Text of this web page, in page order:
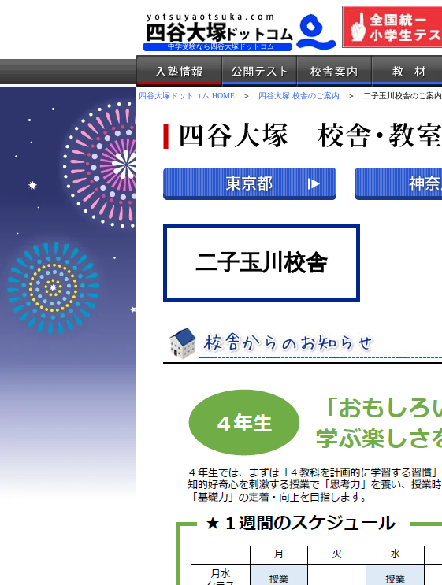
中学受験なら四谷大塚ドットコム
四谷大塚ドットコム HOME ＞ 四谷大塚 校舎のご案内 ＞ 二子玉川校舎のご案内
二子玉川校舎